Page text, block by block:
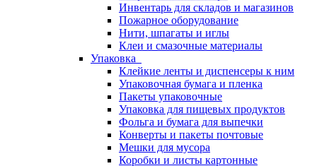
Инвентарь для складов и магазинов
Пожарное оборудование
Нити, шпагаты и иглы
Клеи и смазочные материалы
Упаковка
Клейкие ленты и диспенсеры к ним
Упаковочная бумага и пленка
Пакеты упаковочные
Упаковка для пищевых продуктов
Фольга и бумага для выпечки
Конверты и пакеты почтовые
Мешки для мусора
Коробки и листы картонные